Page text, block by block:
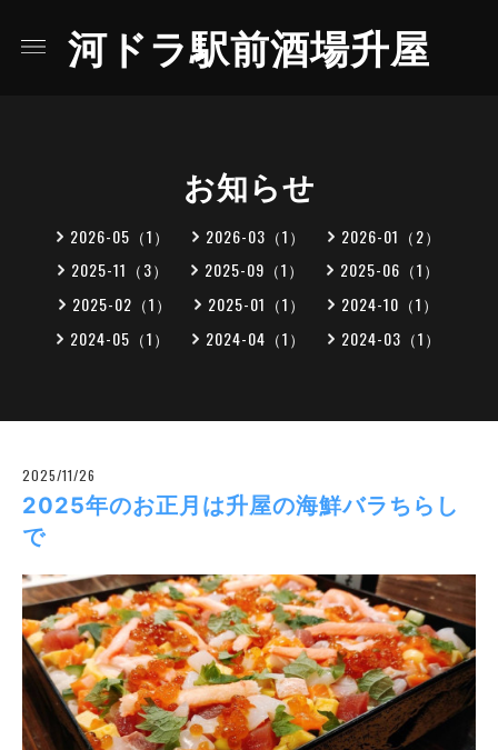
河ドラ駅前酒場升屋
お知らせ
2026-05（1） 2026-03（1）
2026-01（2）
2025-11（3）
2025-09（1）
2025-06（1）
2025-02（1）
2025-01（1）
2024-10（1）
2024-05（1）
2024-04（1） 2024-03（1）
2025/11/26
2025年のお正月は升屋の海鮮バラちらし
で